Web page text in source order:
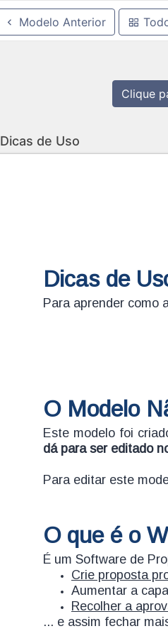
Modelo Anterior
Clique
Dicas de Uso
Dicas de
Para aprender como
O Modelo
Este modelo foi
dá para ser editado
Para editar este
O que é o
É um Software de
Crie proposta
Aumentar a
Recolher a
... e assim fechar